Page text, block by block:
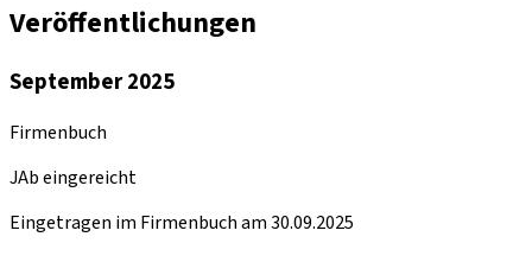
Veröffentlichungen
September 2025
Firmenbuch
JAb eingereicht
Eingetragen im Firmenbuch am 30.09.2025